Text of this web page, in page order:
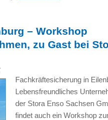
– Workshop
zu Gast bei
Fachkräftesicherung in
Lebensfreundliches
der Stora Enso Sachsen
findet auch ein Workshop